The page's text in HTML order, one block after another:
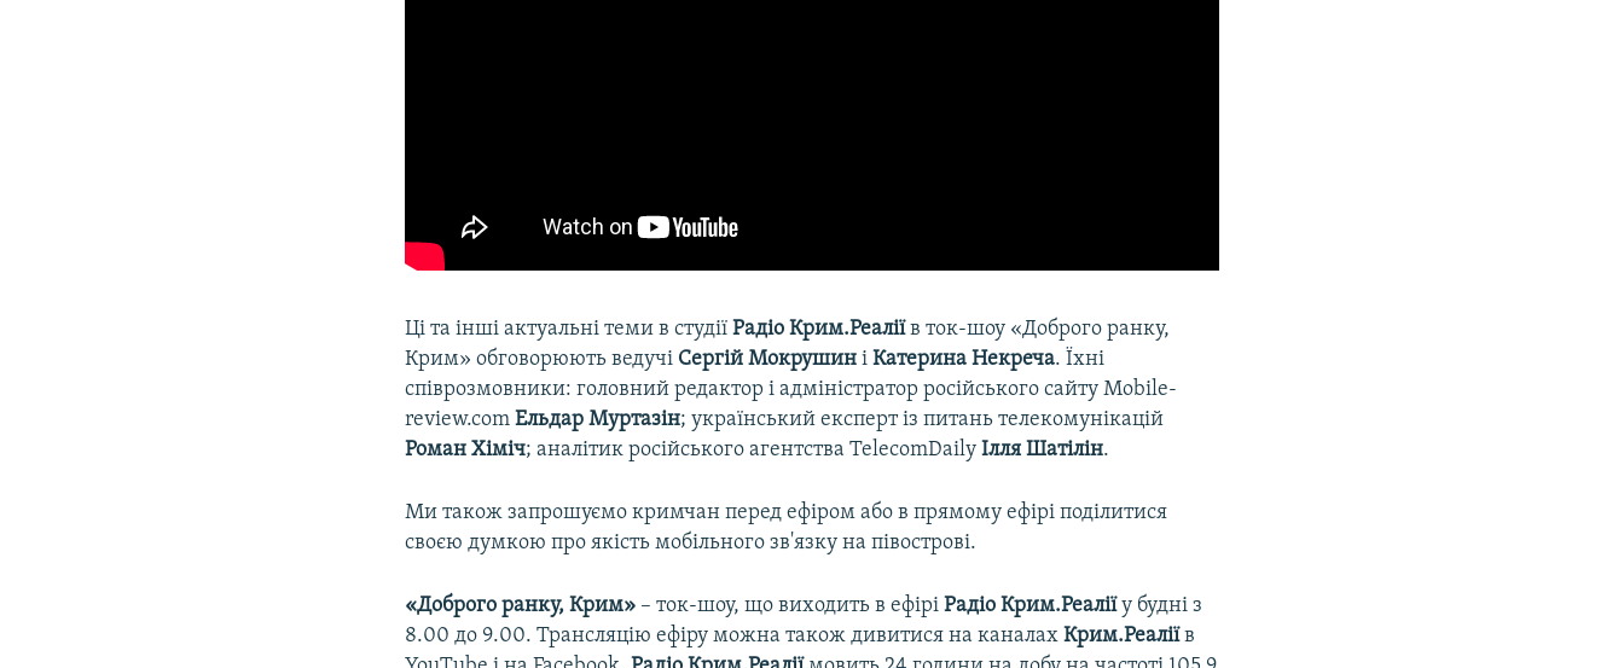
Ці та інші актуальні теми в студії Радіо Крим.Реаліїв ток-шоу «Доброго ранку,
Крим» обговорюють ведучі Сергій Мокрушин іКатерина Некреча. Їхні
співрозмовники: головний редактор і адміністратор російського сайту Mobile-
review.comЕльдар Муртазін; український експерт із питань телекомунікацій
Роман Хіміч; аналітик російського агентства TelecomDailyІлля Шатілін.
Ми також запрошуємо кримчан перед ефіром або в прямому ефірі поділитися
своєю думкою про якість мобільного зв'язку на півострові.
«Доброго ранку, Крим» – ток-шоу, що виходить в ефіріРадіо Крим.Реаліїу будні з
8.00 до 9.00. Трансляцію ефіру можна також дивитися на каналахКрим.Реаліїв